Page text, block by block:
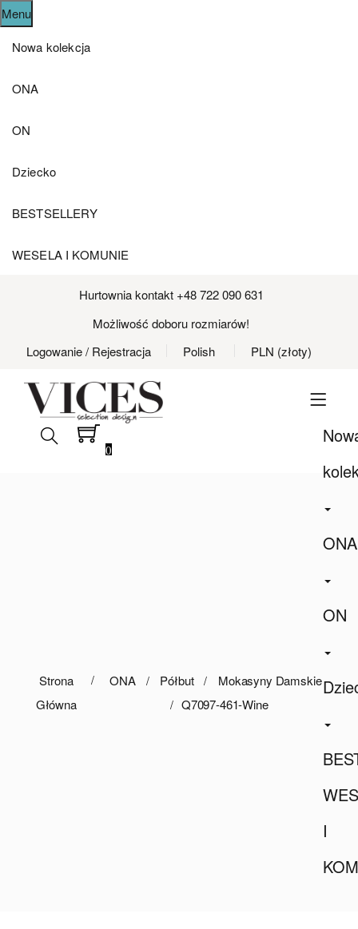
Menu
Nowa kolekcja
ONA
ON
Dziecko
BESTSELLERY
WESELA I KOMUNIE
Hurtownia kontakt +48 722 090 631
Możliwość doboru rozmiarów!
Logowanie/ Rejestracja Polish PLN (złoty)
ONA
ON
I
0
Strona
Główna
ONA Półbut
Mokasyny Damskie
Q7097-461-Wine